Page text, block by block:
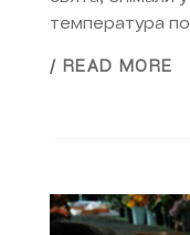
температура
/ READ MORE